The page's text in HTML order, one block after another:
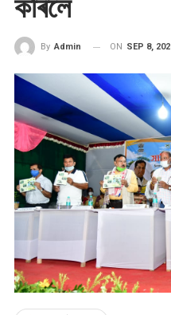
By Admin ON SEP 8,